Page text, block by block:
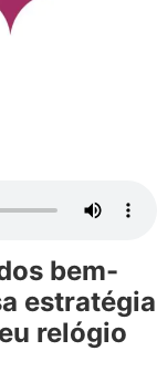
bem-
estratégia
relógio